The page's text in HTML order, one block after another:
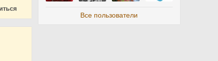
Все пользователи